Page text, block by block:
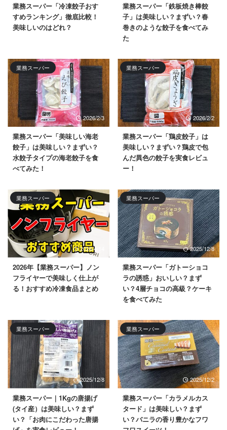
業務スーパー「冷凍餃子おす
すめランキング」徹底比較！
美味しいのはどれ？
業務スーパー「鉄板焼き棒餃
子」は美味しい？まずい？春
巻きのような餃子を食べてみ
た
業務スーパー
2026/2/3
業務スーパー「美味しい海老
餃子」は美味しい？まずい？
水餃子タイプの海老餃子を食
べてみた！
業務スーパー
2026/2/2
業務スーパー「鶏皮餃子」は
美味しい？まずい？鶏皮で包
んだ異色の餃子を実食レビュ
ー！
業務スーパー
2026/4/14
2026年【業務スーパー】ノン
フライヤーで美味しく仕上が
る！おすすめ冷凍食品まとめ
業務スーパー
2025/12/8
業務スーパー「ガトーショコ
ラの誘惑」おいしい？まず
い？4層チョコの高級？ケーキ
を食べてみた
業務スーパー
2025/12/8
業務スーパー｜1Kgの唐揚げ
(タイ産）は美味しい？まず
い？「お肉にこだわった唐揚
業務スーパー
2025/12/2
業務スーパー「カラメルカス
タード」は美味しい？まず
い？バニラの香り豊かなフワ